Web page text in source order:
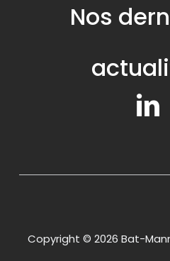
Nos
Copyright © 2026 Bat-